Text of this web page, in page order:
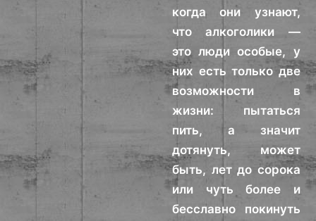
когда они узнают,
что алкоголики —
это люди особые, у
них есть только две
возможности в
жизни: пытаться
пить, а значит
дотянуть, может
быть, лет до сорока
или чуть более и
бесславно покинуть